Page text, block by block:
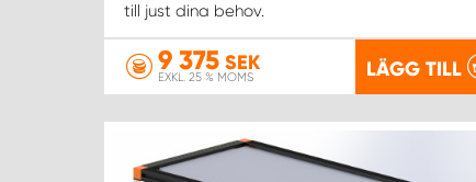
till just dina behov.
9 375 SEK
EXKL. 25 % MOMS LÄGG TILL